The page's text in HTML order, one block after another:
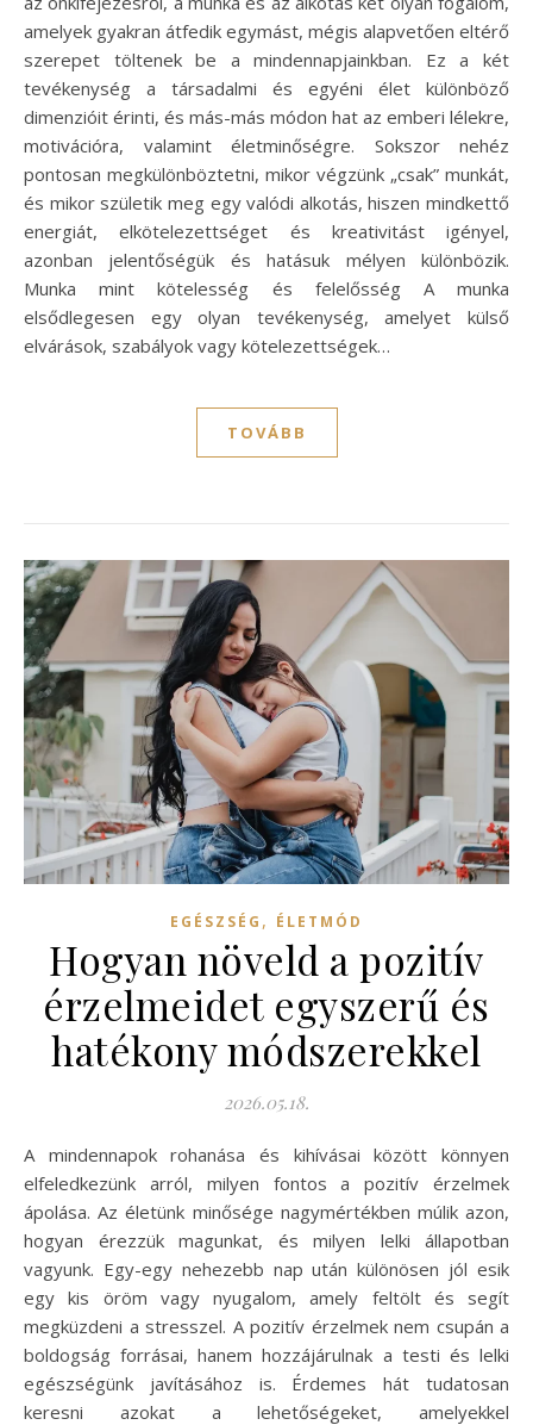
amelyek gyakran átfedik egymást, mégis alapvetően eltérő
szerepet töltenek be a mindennapjainkban. Ez a két
tevékenység a társadalmi és egyéni élet különböző
dimenzióit érinti, és más-más módon hat az emberi lélekre,
motivációra, valamint életminőségre. Sokszor nehéz
pontosan megkülönböztetni, mikor végzünk „csak” munkát,
és mikor születik meg egy valódi alkotás, hiszen mindkettő
energiát, elkötelezettséget és kreativitást igényel,
azonban jelentőségük és hatásuk mélyen különbözik.
Munka mint kötelesség és felelősség A munka
elsődlegesen egy olyan tevékenység, amelyet külső
elvárások, szabályok vagy kötelezettségek…
TOVÁBB
EGÉSZSÉG , ÉLETMÓD
Hogyan növeld a pozitív
érzelmeidet egyszerű és
hatékony módszerekkel
2026.05.18.
A mindennapok rohanása és kihívásai között könnyen
elfeledkezünk arról, milyen fontos a pozitív érzelmek
ápolása. Az életünk minősége nagymértékben múlik azon,
hogyan érezzük magunkat, és milyen lelki állapotban
vagyunk. Egy-egy nehezebb nap után különösen jól esik
egy kis öröm vagy nyugalom, amely feltölt és segít
megküzdeni a stresszel. A pozitív érzelmek nem csupán a
boldogság forrásai, hanem hozzájárulnak a testi és lelki
egészségünk javításához is. Érdemes hát tudatosan
keresni azokat a lehetőségeket, amelyekkel